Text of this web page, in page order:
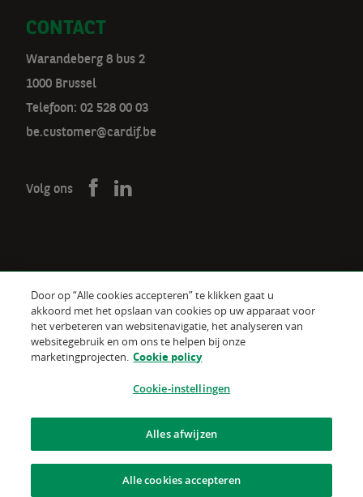
CONTACT
Warandeberg 8 bus 2
1000 Brussel
Telefoon: 02 528 00 03
be.customer@cardif.be
Volg ons
De verzekeraar voor een wereld
in verandering
Gebruiksvoorwaarden van de website
Juridische informatie
Gegevensbescherming
Door op “Alle cookies accepteren” te klikken gaat u
akkoord met het opslaan van cookies op uw apparaat voor
het verbeteren van websitenavigatie, het analyseren van
websitegebruik en om ons te helpen bij onze
marketingprojecten. Cookie policy
Cookie-instellingen
Alles afwijzen
Alle cookies accepteren